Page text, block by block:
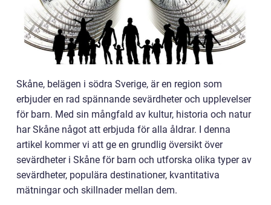
Skåne, belägen i södra Sverige, är en region som
erbjuder en rad spännande sevärdheter och upplevelser
för barn. Med sin mångfald av kultur, historia och natur
har Skåne något att erbjuda för alla åldrar. I denna
artikel kommer vi att ge en grundlig översikt över
sevärdheter i Skåne för barn och utforska olika typer av
sevärdheter, populära destinationer, kvantitativa
mätningar och skillnader mellan dem.